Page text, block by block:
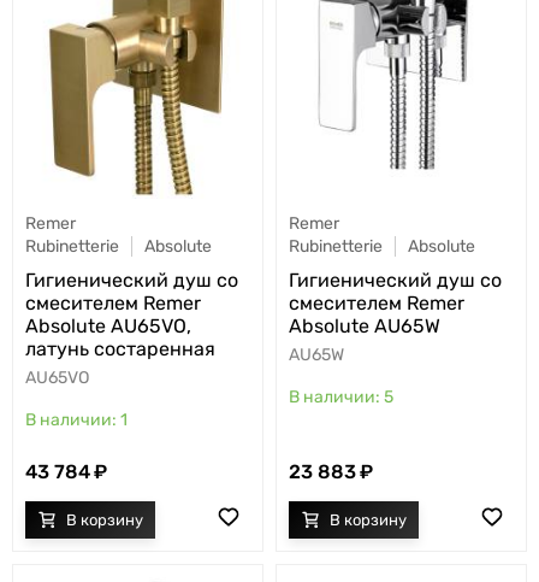
Remer
Rubinetterie
Absolute
Гигиенический душ со
смесителем Remer
Absolute AU65VO,
латунь состаренная
AU65VO
1
43 784
Remer
Rubinetterie
Absolute
Гигиенический душ со
смесителем Remer
Absolute AU65W
AU65W
5
23 883